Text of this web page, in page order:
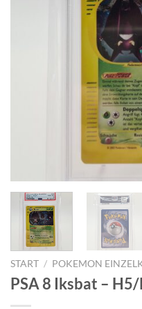
START / POKEMON
PSA 8 Iksbat –